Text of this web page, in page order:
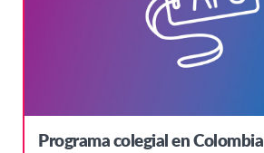
Programa colegial en Colombia